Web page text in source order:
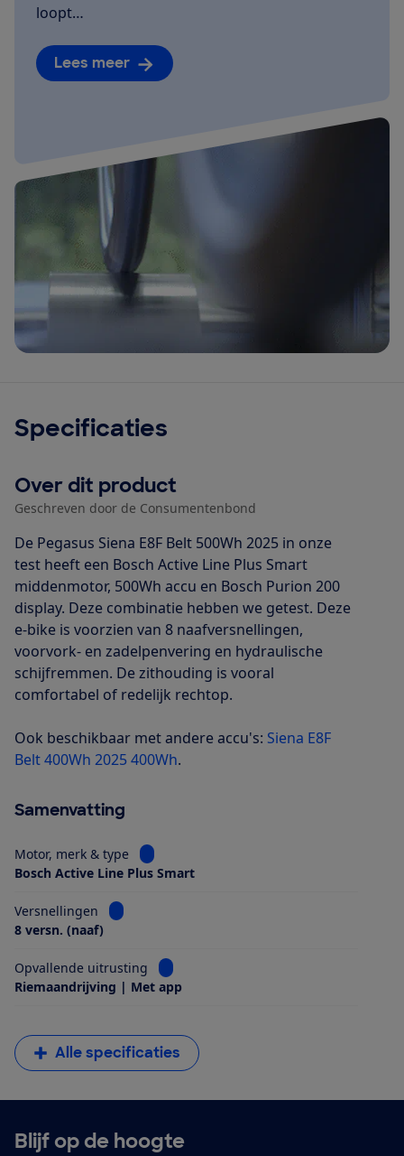
loopt…
Lees meer
Specificaties
Over dit product
Geschreven door de Consumentenbond
De Pegasus Siena E8F Belt 500Wh 2025 in onze
test heeft een Bosch Active Line Plus Smart
middenmotor, 500Wh accu en Bosch Purion 200
display. Deze combinatie hebben we getest. Deze
e-bike is voorzien van 8 naafversnellingen,
voorvork- en zadelpenvering en hydraulische
schijfremmen. De zithouding is vooral
comfortabel of redelijk rechtop.
Ook beschikbaar met andere accu's: Siena E8F
Belt 400Wh 2025 400Wh.
Samenvatting
Motor, merk & type
Bekijk informatie voor Motor, merk & type
Bosch Active Line Plus Smart
Versnellingen
Bekijk informatie voor Versnellingen
8 versn. (naaf)
Opvallende uitrusting
Bekijk informatie voor Opvallende
Riemaandrijving | Met app
Alle specificaties
Blijf op de hoogte